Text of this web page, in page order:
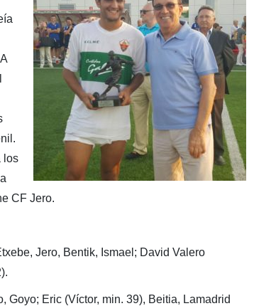
los
CF Jero.
Jero, Bentik, Ismael; David Valero
Goyo; Eric (Víctor, min. 39), Beitia, Lamadrid